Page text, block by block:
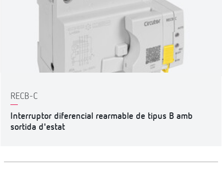
RECB-C
Interruptor diferencial rearmable de tipus B amb
sortida d'estat